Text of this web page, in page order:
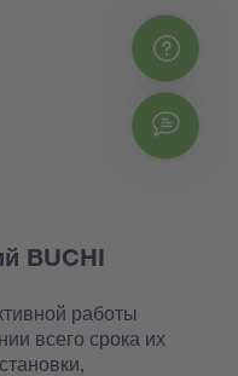
BUCHI
работы
всего срока их